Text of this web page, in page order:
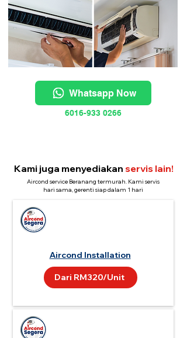
Whatsapp Now
6016-933 0266
Kami juga menyediakan servis lain!
Aircond service Beranang termurah. Kami servis
hari sama, gerenti siap dalam 1 hari
Aircond Installation
Dari RM320/Unit